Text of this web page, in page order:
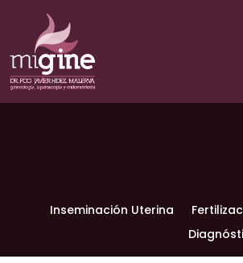
Inseminación Uterina